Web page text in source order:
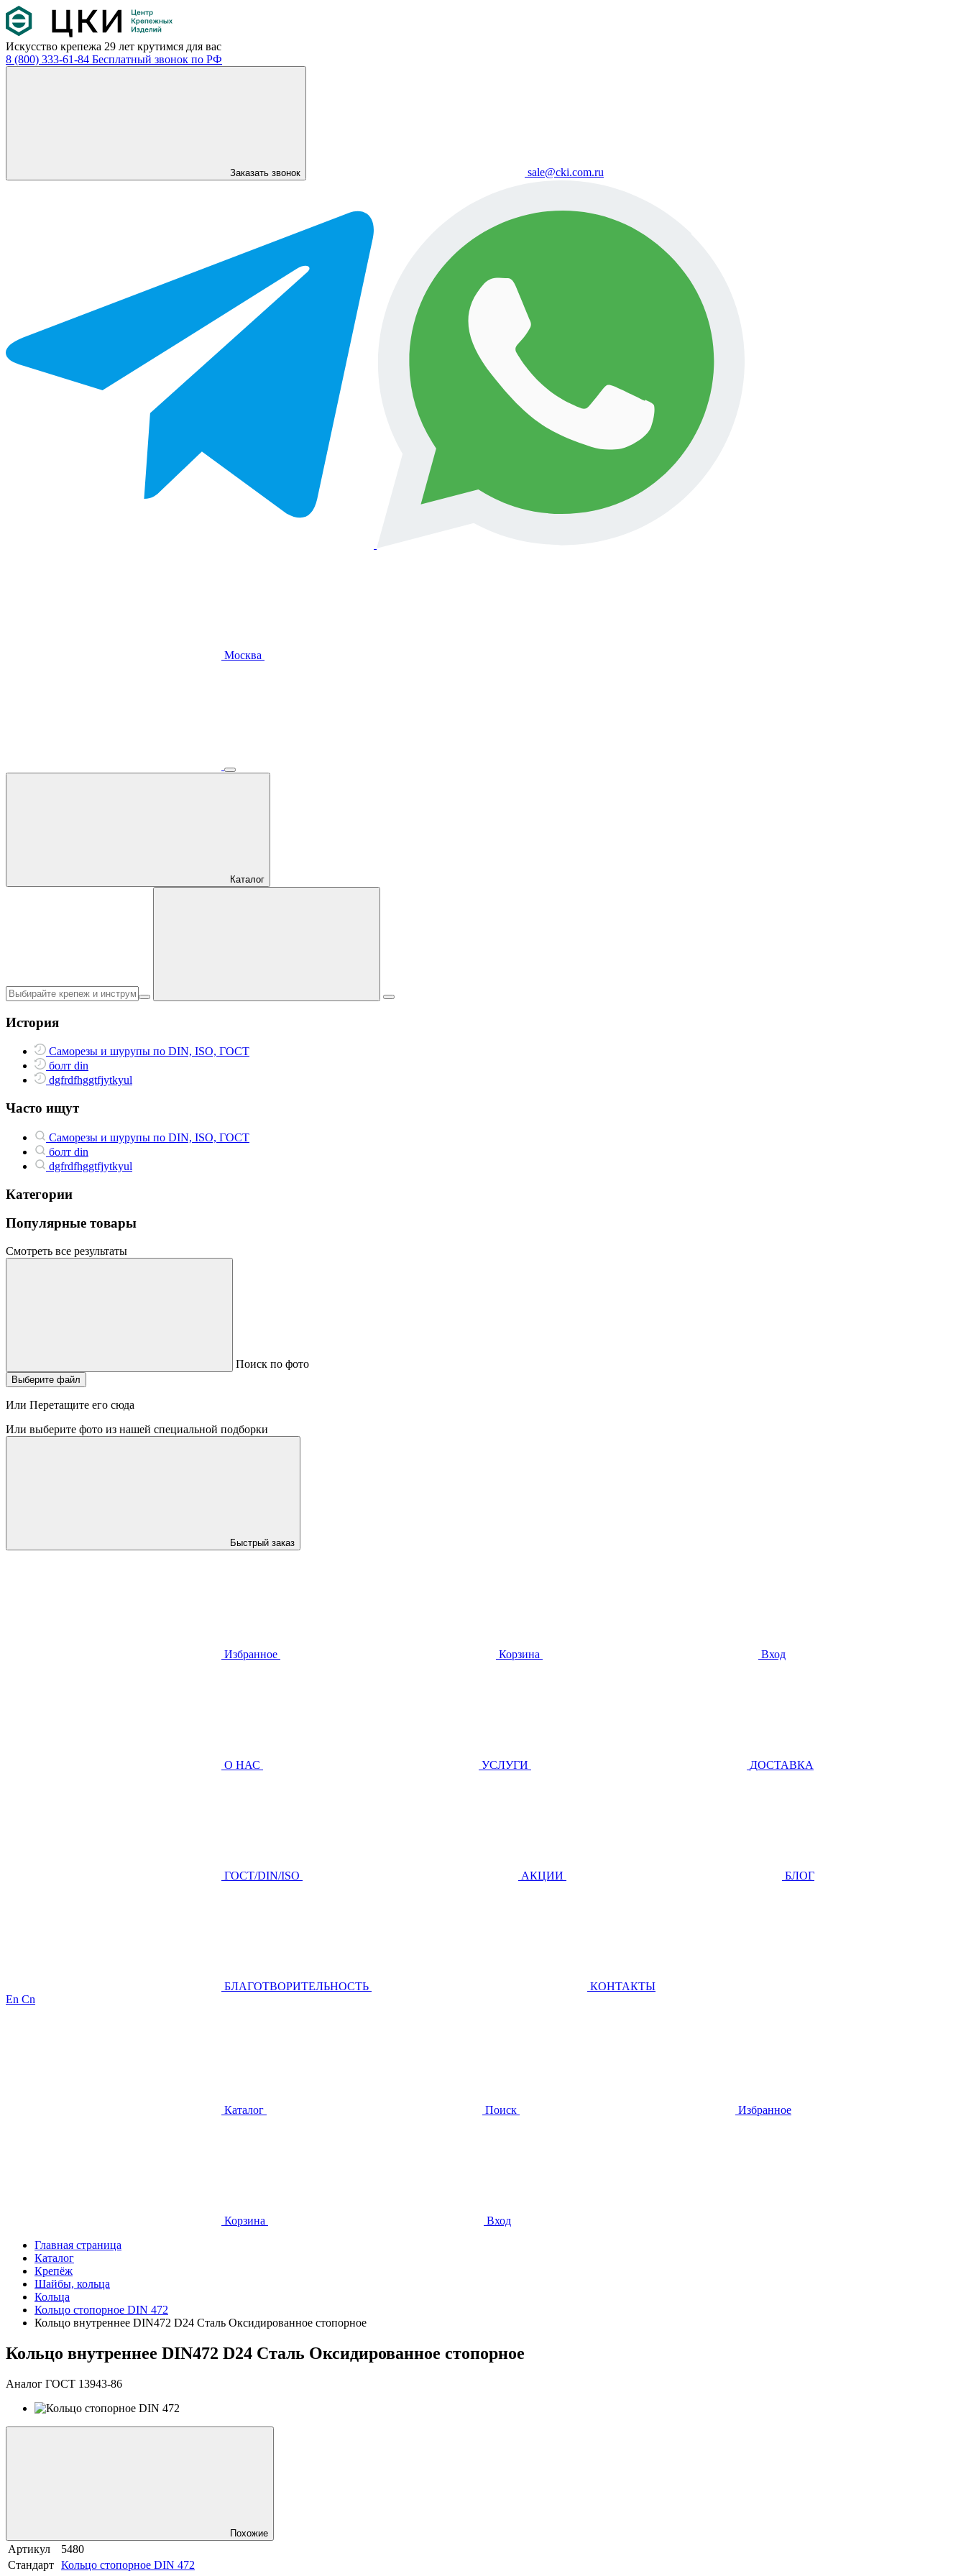
Искусство крепежа 29 лет крутимся для вас
8 (800) 333-61-84 Бесплатный звонок по РФ
Заказать звонок sale@cki.com.ru
Москва
Каталог
История
Саморезы и шурупы по DIN, ISO, ГОСТ
болт din
dgfrdfhggtfjytkyul
Часто ищут
Саморезы и шурупы по DIN, ISO, ГОСТ
болт din
dgfrdfhggtfjytkyul
Категории
Популярные товары
Смотреть все результаты
Поиск по фото
Выберите файл
Или Перетащите его сюда
Или выберите фото из нашей специальной подборки
Быстрый заказ
Избранное Корзина Вход
О НАС УСЛУГИ ДОСТАВКА
ГOCТ/DIN/ISO АКЦИИ БЛОГ
БЛАГОТВОРИТЕЛЬНОСТЬ
КОНТАКТЫ
En Cn
Каталог Поиск Избранное
Корзина
Вход
Главная страница
Каталог
Крепёж
Шайбы, кольца
Кольца
Кольцо стопорное DIN 472
Кольцо внутреннее DIN472 D24 Сталь Оксидированное стопорное
Кольцо внутреннее DIN472 D24 Сталь Оксидированное стопорное
Аналог ГОСТ 13943-86
Похожие
Артикул
5480
Стандарт Кольцо стопорное DIN 472